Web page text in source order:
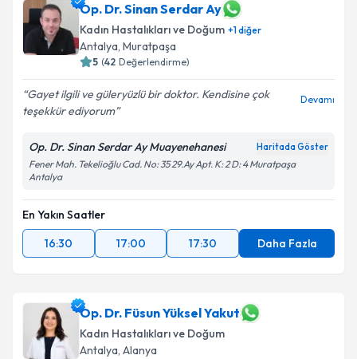
Op. Dr. Sinan Serdar Ay
Kadın Hastalıkları ve Doğum +1diğer
Antalya, Muratpaşa
5 (42 Değerlendirme)
Gayet ilgili ve güleryüzlü bir doktor. Kendisine çok
teşekkür ediyorum
Devamı
Op. Dr. Sinan Serdar Ay Muayenehanesi Haritada Göster
Fener Mah. Tekelioğlu Cad. No: 35 29.Ay Apt. K: 2 D: 4 Muratpaşa
Antalya
En Yakın Saatler
16:30
17:00 17:30 Daha Fazla
Op. Dr. Füsun Yüksel Yakut
Kadın Hastalıkları ve Doğum
Antalya, Alanya